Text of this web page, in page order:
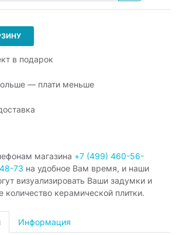
в подарок
— плати меньше
магазина +7 (499) 460-56-
73 на удобное Вам время, и наши
визуализировать Ваши задумки и
количество керамической плитки.
Информация